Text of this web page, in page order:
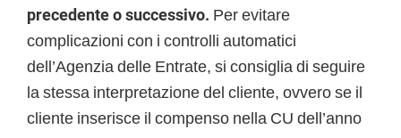
precedente o successivo. Per evitare
complicazioni con i controlli automatici
dell’Agenzia delle Entrate, si consiglia di seguire
la stessa interpretazione del cliente, ovvero se il
cliente inserisce il compenso nella CU dell’anno